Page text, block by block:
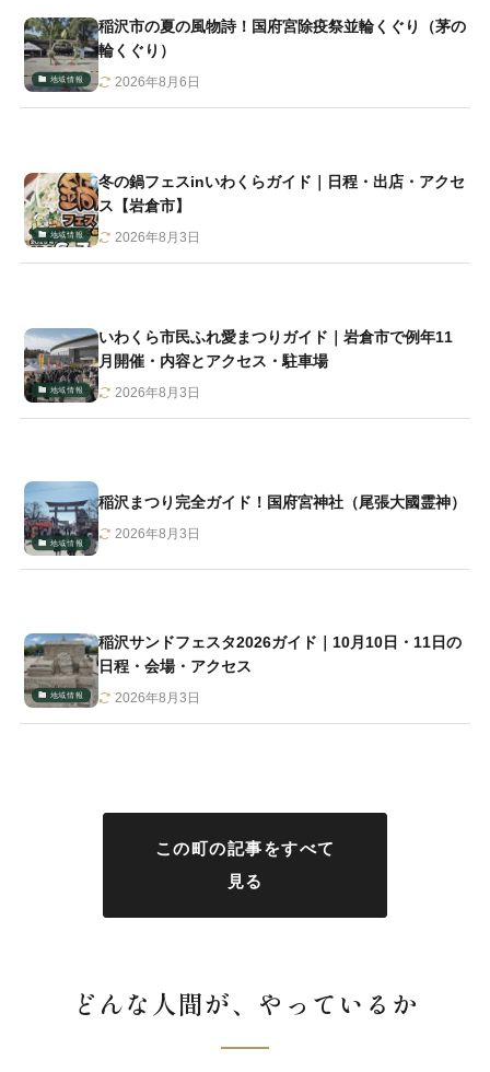
地域情報
稲沢市の夏の風物詩！国府宮除疫祭並輪くぐり（茅の
輪くぐり）
2026年8月6日
地域情報
冬の鍋フェスinいわくらガイド｜日程・出店・アクセ
ス【岩倉市】
2026年8月3日
地域情報
いわくら市民ふれ愛まつりガイド｜岩倉市で例年11
月開催・内容とアクセス・駐車場
2026年8月3日
地域情報
稲沢まつり完全ガイド！国府宮神社（尾張大國霊神）
2026年8月3日
地域情報
稲沢サンドフェスタ2026ガイド｜10月10日・11日の
日程・会場・アクセス
2026年8月3日
この町の記事をすべて
見る
どんな人間が、やっているか